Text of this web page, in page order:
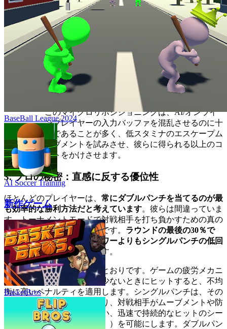
ライヤーを適用します。
実行：制御されたムーブメント（G-H 3）を使用
して、対戦相手をコーナーに誘導します。ピン留
めされたら、高リスクのダブルパンチを、迅速で
制御されたシングルパンチのシーケンス
（Spacebar
タップ）に置き換えます。ダメージ
は低いですが、速度とエンドラグの短縮により、
持続的なプレッシャーが可能になります。決定的
に、コーナーから
離れる
クイックサイドステッ
プを混ぜてから、すぐにステップバックします。
このマイクロリポジショニングは、AI/オンライ
ンプレイヤーの入力バッファを混乱させるのに十
分であることが多く、低スタミナのエスケープム
ーブメントを試みさせ、彼らに得られる以上のコ
ストをかけさせます。
3. プロの秘密：直感に反する優位性
ほとんどのプレイヤーは、 常にダブルパンチを当てるのが最
も効率的な勝利方法だと考えています。彼らは間違っていま
す。トーナメントモードで対戦相手を打ち負かすための真の
秘密は、その逆を行うことです。 ラウンドの最後の30％で
は、ダブルパンチの生のパワーよりもシングルパンチの低回
復の優位性を優先するのです。
これが機能する理由は次のとおりです。ゲームの疲労メカニ
ズムは、スタミナが非常に少ないときにヒットすると、不均
衡に高いペナルティを適用します。シングルパンチは、その
最小限の回復フレームにより、対戦相手がムーブメントや防
御アクションを開始できない、迅速で持続的なヒットのシー
ケンス（「よろめきロック」）を可能にします。ダブルパン
BaseBall League 2024
AI Soccer Training
新作ゲーム
BasketBros